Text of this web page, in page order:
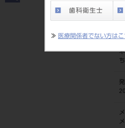
≫ 医療関係者でない方はこ